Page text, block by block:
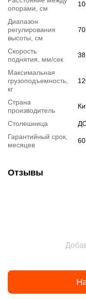
опорами, см
Диапазон
регулирования
высоты, см
Скорость
поднятия, мм/сек
38
Максимальная
грузоподъемность,
кг
Страна
производитель
Столешница
Гарантийный срок,
месяцев
Отзывы